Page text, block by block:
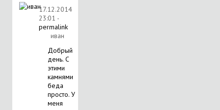
17.12.2014
23:01 -
permalink
иван
Добрый
день. С
этими
камнями
беда
просто. У
меня